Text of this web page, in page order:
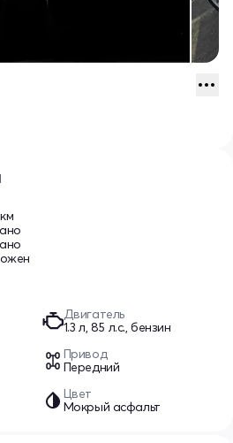
Двигатель
1.3 л, 85 л.с., бензин
Привод
Передний
Цвет
Мокрый асфальт